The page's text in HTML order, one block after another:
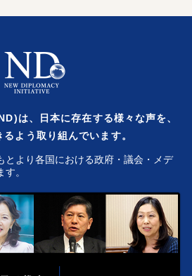
は、日本に存在する様々な声を、
よう取り組んでいます。
とより各国における政府・議会・メデ
。